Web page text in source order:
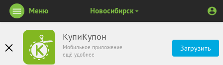
КупиКупон
Мобильное приложение
ещё удобнее
Загрузить
Меню Новосибирск